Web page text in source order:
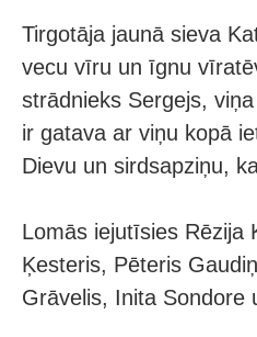
Tirgotāja jaunā sieva
vecu vīru un īgnu
strādnieks Sergejs,
ir gatava ar viņu kopā
Dievu un sirdsapziņu,
Lomās iejutīsies Rēzija
Ķesteris, Pēteris
Grāvelis, Inita Sondore